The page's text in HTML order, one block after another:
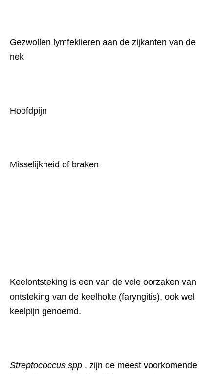
Gezwollen lymfeklieren aan de zijkanten van de
nek
Hoofdpijn
Misselijkheid of braken
Keelontsteking is een van de vele oorzaken van
ontsteking van de keelholte (faryngitis), ook wel
keelpijn genoemd.
Streptococcus spp . zijn de meest voorkomende